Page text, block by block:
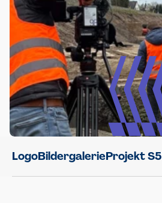
LogoBildergalerieProjekt S5